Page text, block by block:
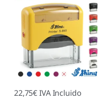
22,75€IVA Incluido